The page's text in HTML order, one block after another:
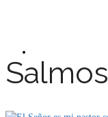
Salmos